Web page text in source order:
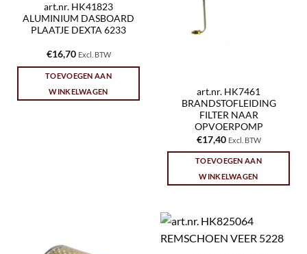
art.nr. HK41823
ALUMINIUM DASBOARD
PLAATJE DEXTA 6233
€16,70 Excl. BTW
TOEVOEGEN AAN
WINKELWAGEN
art.nr. HK7461
BRANDSTOFLEIDING
FILTER NAAR
OPVOERPOMP
€17,40 Excl. BTW
TOEVOEGEN AAN
WINKELWAGEN